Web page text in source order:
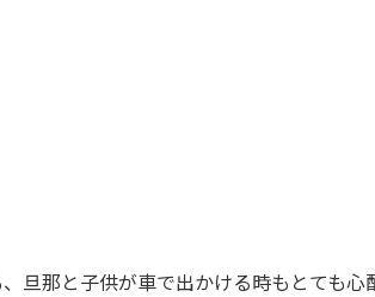
旦那と子供が車で出かける時もとても